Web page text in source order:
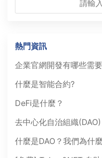
熱門資訊
企業官網開發有哪些需
什麼是智能合約?
DeFi是什麼？
去中心化自治組織(DAO)
什麼是DAO？我們為什